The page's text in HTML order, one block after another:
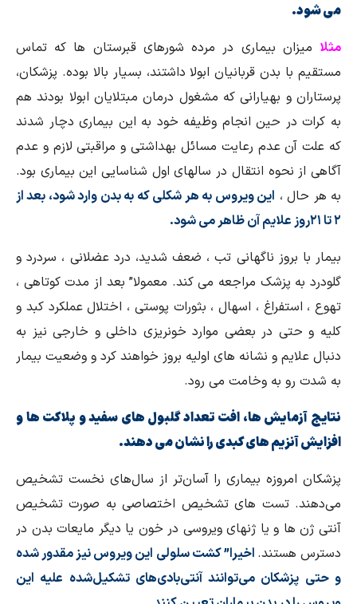
می شود.
مثلا میزان بیماری در مرده شورهای قبرستان ها که تماس
مستقیم با بدن قربانیان ابولا داشتند، بسیار بالا بوده. پزشکان،
پرستاران و بهیارانی که مشغول درمان مبتلایان ابولا بودند هم
به کرات در حین انجام وظیفه خود به این بیماری دچار شدند
که علت آن عدم رعایت مسائل بهداشتی و مراقبتی لازم و عدم
آگاهی از نحوه انتقال در سالهای اول شناسایی این بیماری بود.
به هر حال ، این ویروس به هر شکلی که به بدن وارد شود، بعد از
۲ تا ۲۱روز علایم آن ظاهر می شود.
بیمار با بروز ناگهانی تب ، ضعف شدید، درد عضلانی ، سردرد و
گلودرد به پزشک مراجعه می کند. معمولا” بعد از مدت کوتاهی ،
تهوع ، استفراغ ، اسهال ، بثورات پوستی ، اختلال عملکرد کبد و
کلیه و حتی در بعضی موارد خونریزی داخلی و خارجی نیز به
دنبال علایم و نشانه های اولیه بروز خواهند کرد و وضعیت بیمار
به شدت رو به وخامت می رود.
نتایج آزمایش ها، افت تعداد گلبول های سفید و پلاکت ها و
افزایش آنزیم های کبدی را نشان می دهند.
پزشکان امروزه بیماری را آسان‌تر از سال‌های نخست تشخیص
می‌دهند. تست های تشخیص اختصاصی به صورت تشخیص
آنتی ژن ها و یا ژنهای ویروسی در خون یا دیگر مایعات بدن در
دسترس هستند. اخیرا” کشت سلولی این ویروس نیز مقدور شده
و حتی پزشکان می‌توانند آنتی‌بادی‌های تشکیل‌شده علیه این